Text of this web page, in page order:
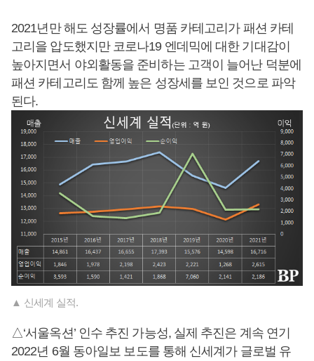
2021년만 해도 성장률에서 명품 카테고리가 패션 카테
고리을 압도했지만 코로나19 엔데믹에 대한 기대감이
높아지면서 야외활동을 준비하는 고객이 늘어난 덕분에
패션 카테고리도 함께 높은 성장세를 보인 것으로 파악
된다.
▲ 신세계 실적.
△‘서울옥션’ 인수 추진 가능성, 실제 추진은 계속 연기
2022년 6월 동아일보 보도를 통해 신세계가 글로벌 유